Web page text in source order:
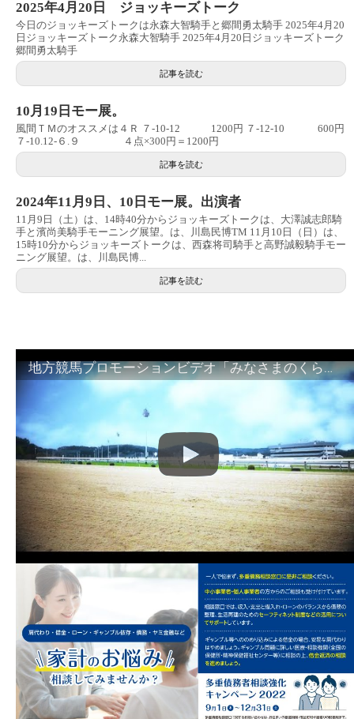
2025年4月20日 ジョッキーズトーク
今日のジョッキーズトークは永森大智騎手と郷間勇太騎手 2025年4月20
日ジョッキーズトーク永森大智騎手 2025年4月20日ジョッキーズトーク
郷間勇太騎手
記事を読む
10月19日モー展。
風間ＴＭのオススメは４Ｒ ７-10-12 1200円 ７-12-10 600円
７-10.12-６.９ ４点×300円＝1200円
記事を読む
2024年11月9日、10日モー展。出演者
11月9日（土）は、14時40分からジョッキーズトークは、大澤誠志郎騎
手と濱尚美騎手モーニング展望。は、川島民博TM 11月10日（日）は、
15時10分からジョッキーズトークは、西森将司騎手と高野誠毅騎手モー
ニング展望。は、川島民博...
記事を読む
地方競馬プロモーションビデオ「みなさまのくらしのために」30秒篇｜NAR公式